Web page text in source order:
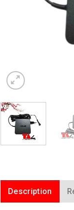
Description